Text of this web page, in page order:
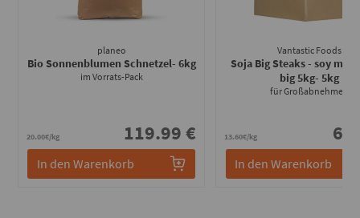
planeo
Bio Sonnenblumen Schnetzel- 6kg
im Vorrats-Pack
20.00€/kg 119.99 €
In den Warenkorb
Vantastic Foods
Soja Big Steaks - soy
big 5kg- 5kg
für Großabnehmer!
13.60€/kg
In den Warenkorb